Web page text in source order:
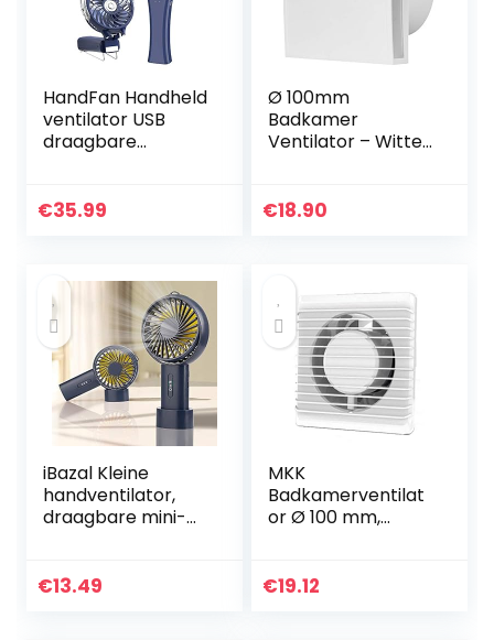
HandFan Handheld
ventilator USB
draagbare
ventilator
persoonlijke
ventilator op
batterijen voor
thuis/buiten/reize
n/kamperen
€35.99
Ø 100mm
Badkamer
Ventilator – Witte
Badkamerventilat
Garage, Toilet
€18.90
iBazal Kleine
handventilator,
draagbare mini-
ventilator,
€13.49
MKK
Badkamerventilat
or Ø 100 mm,
energieverbruik,
€19.12